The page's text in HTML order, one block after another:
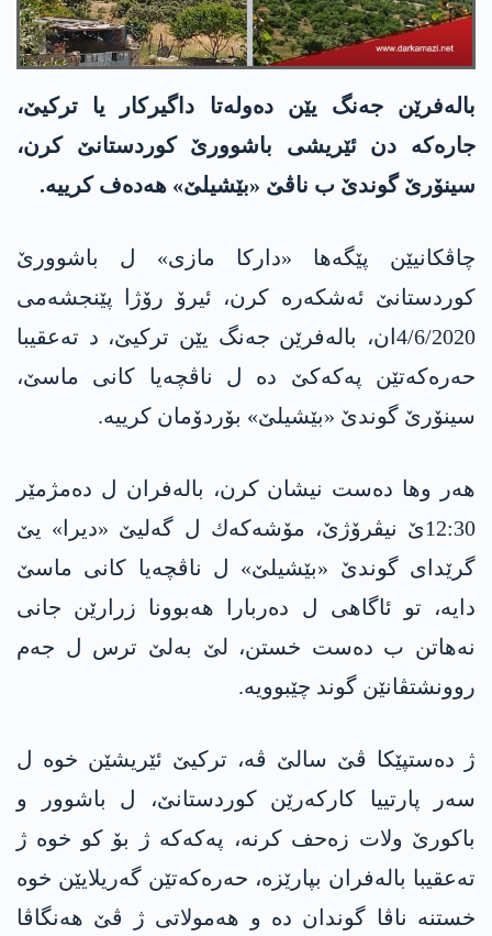
باله‌فرێن جه‌نگ یێن ده‌وله‌تا داگیركار یا تركیێ،
جاره‌كه‌ دن ئێریشی باشوورێ كوردستانێ كرن،
سینۆرێ گوندێ ب ناڤێ «بێشیلێ» هه‌ده‌ف كرییه‌.
چاڤكانیێن پێگه‌ها «داركا مازی» ل باشوورێ
كوردستانێ ئه‌شكه‌ره‌ كرن، ئیرۆ رۆژا پێنجشه‌می
4/6/2020ان، باله‌فرێن جه‌نگ یێن تركیێ، د ته‌عقیبا
حه‌ره‌كه‌تێن په‌كه‌كێ ده‌ ل ناڤچه‌یا كانی ماسێ،
سینۆرێ گوندێ «بێشیلێ» بۆردۆمان كرییه‌.
هه‌ر وها ده‌ست نیشان كرن، باله‌فران ل ده‌مژمێر
12:30ێ نیڤرۆژێ، مۆشه‌كه‌ك ل گه‌لیێ «دیرا» یێ
گرێدای گوندێ «بێشیلێ» ل ناڤچه‌یا كانی ماسێ
دایه‌، تو ئاگاهی ل ده‌ربارا هه‌بوونا زرارێن جانی
نه‌هاتن ب ده‌ست خستن، لێ به‌لێ ترس ل جه‌م
روونشتڤانێن گوند چێبوویه‌.
ژ ده‌ستپێكا ڤێ سالێ ڤه‌، تركیێ ئێریشێن خوه‌ ل
سه‌ر پارتییا كاركه‌رێن كوردستانێ، ل باشوور و
باكورێ ولات زه‌حف كرنه‌، په‌كه‌كه‌ ژ بۆ كو خوه‌ ژ
ته‌عقیبا باله‌فران بپارێزه‌، حه‌ره‌كه‌تێن گه‌ریلایێن خوه‌
خستنه‌ ناڤا گوندان ده‌ و هه‌مولاتی ژ ڤێ هه‌نگاڤا